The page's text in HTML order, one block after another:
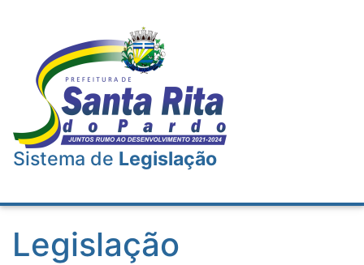
Sistema de Legislação
Legislação